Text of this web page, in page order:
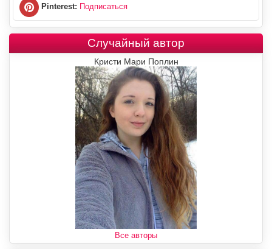
Pinterest: Подписаться
Случайный автор
Кристи Мари Поплин
Все авторы